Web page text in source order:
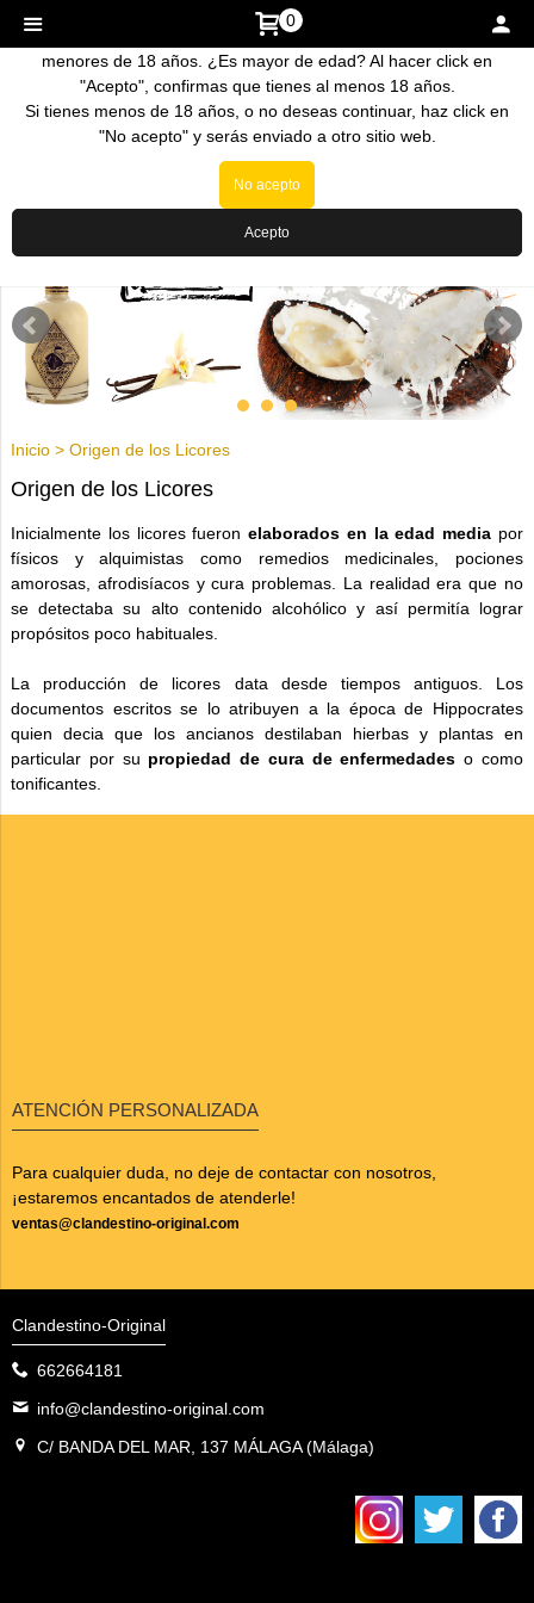
0
La venta de nuestros productos esta prohibida a personas
menores de 18 años. ¿Es mayor de edad? Al hacer click en
"Acepto", confirmas que tienes al menos 18 años.
Si tienes menos de 18 años, o no deseas continuar, haz click en
"No acepto" y serás enviado a otro sitio web.
No acepto
Acepto
Inicio> Origen de los Licores
Origen de los Licores
Inicialmente los licores fueronelaborados en la edad media por
físicos y alquimistas como remedios medicinales, pociones
amorosas, afrodisíacos y cura problemas. La realidad era que no
se detectaba su alto contenido alcohólico y así permitía lograr
propósitos poco habituales.
La producción de licores data desde tiempos antiguos. Los
documentos escritos se lo atribuyen a la época de Hippocrates
quien decia que los ancianos destilaban hierbas y plantas en
particular por su propiedad de cura de enfermedadeso como
tonificantes.
ATENCIÓN PERSONALIZADA
Para cualquier duda, no deje de contactar con nosotros,
¡estaremos encantados de atenderle!
ventas@clandestino-original.com
Clandestino-Original
662664181
info@clandestino-original.com
C/ BANDA DEL MAR, 137 MÁLAGA (Málaga)